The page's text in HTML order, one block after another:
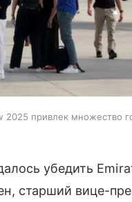
привлек множество
убедить
старший вице-